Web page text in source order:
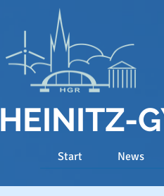
HEINITZ-
Start News